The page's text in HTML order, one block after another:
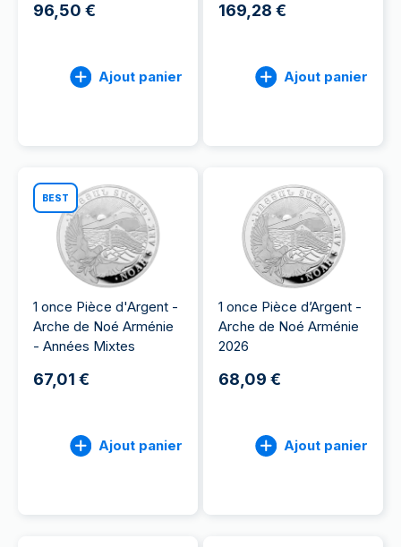
96,50 €
Ajout panier
169,28 €
Ajout panier
BEST
1 once Pièce d'Argent -
Arche de Noé Arménie
- Années Mixtes
67,01 €
Ajout panier
1 once Pièce d’Argent -
Arche de Noé Arménie
2026
68,09 €
Ajout panier